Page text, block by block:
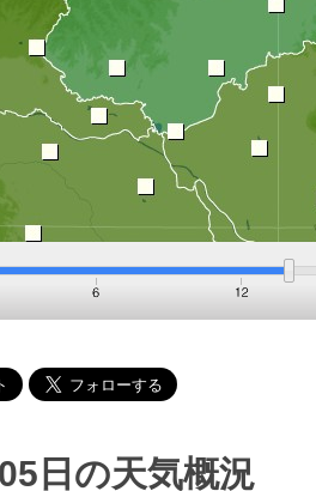
日の天気概況